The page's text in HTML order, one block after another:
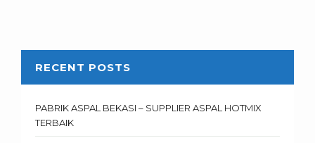
RECENT POSTS
PABRIK ASPAL BEKASI – SUPPLIER ASPAL HOTMIX
TERBAIK